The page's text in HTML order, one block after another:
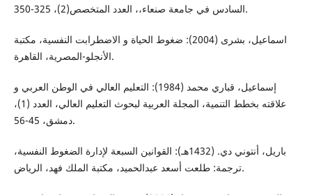
السادس في جامعة صنعاء،، العدد المتخصص(2)، 325-350.
اسماعيل، بشرى (2004): ضغوط الحياة و الاضطرابت النفسية، مكتبة
الأنجلو-المصرية، القاهرة.
إسماعيل، قباري محمد (1984): التعليم العالي في الوطن العربي و
علاقته بخطط التنمية، المجلة العربية لبحوث التعليم العالي، العدد (1)،
دمشق، 45-56.
باريل، أنتوني دي. (1432هـ): القوانين السبعة لإدارة الضغوط النفسية،
ترجمة: طلعت أسعد عبدالحميد، مكتبة الملك فهد، الرياض.